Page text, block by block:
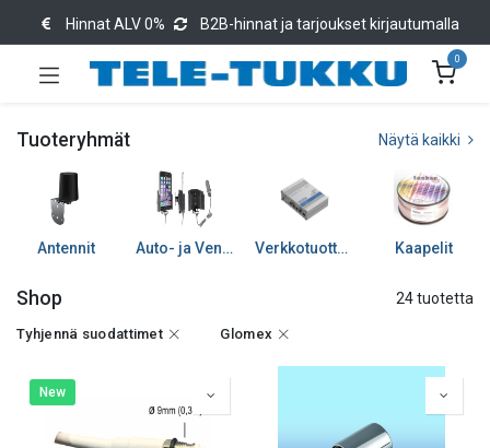
Hinnat ALV 0% B2B-hinnat ja tarjoukset kirjautumalla
0
Tuoteryhmät Näytä kaikki
Antennit Auto- ja Venetarvikkeet Verkkotuotteet Kaapelit
Shop 24 tuotetta
Tyhjennä suodattimet Glomex
New